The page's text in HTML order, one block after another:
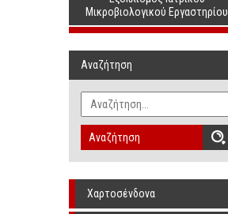
Μικροβιολογικού Εργαστηρίου
Αναζήτηση
Αναζήτηση
Χαρτοσένδονα